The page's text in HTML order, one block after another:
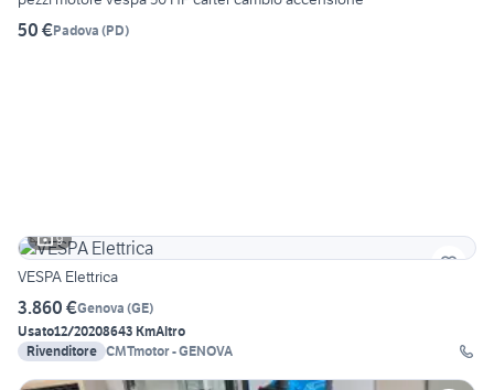
50 €Padova (PD)
9
VESPA Elettrica
3.860 €Genova (GE)
Usato12/20208643 KmAltro
Rivenditore CMTmotor - GENOVA